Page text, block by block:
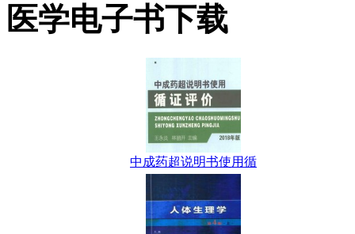
医学电子书下载
中成药超说明书使用循